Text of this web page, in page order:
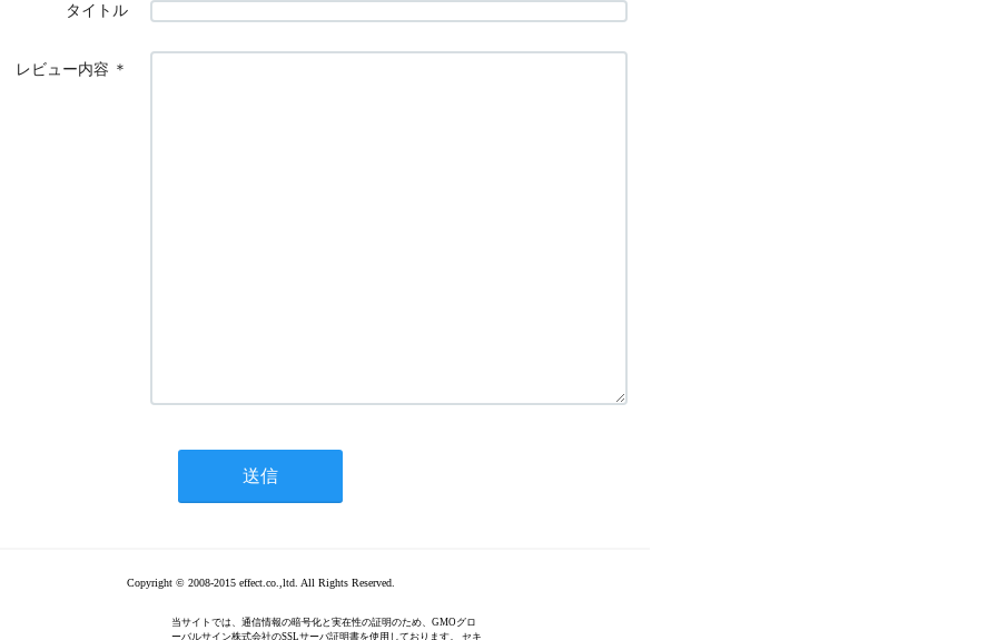
タイトル
レビュー内容 ＊
Copyright © 2008-2015 effect.co.,ltd. All Rights Reserved.
当サイトでは、通信情報の暗号化と実在性の証明のため、GMOグロ
ーバルサイン株式会社のSSLサーバ証明書を使用しております。 セキ